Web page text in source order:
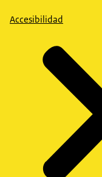
Accesibilidad